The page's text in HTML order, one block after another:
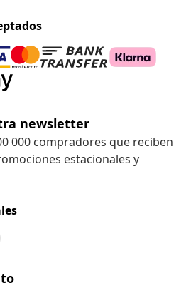
newsletter
000 compradores que reciben
estacionales y